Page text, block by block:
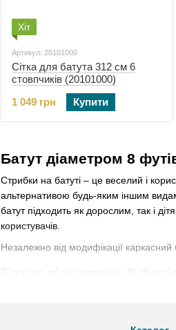
Батут діаметром 8
Стрибки на батуті – це веселий і
альтернативою будь-яким іншим видам
батут підходить як дорослим, так і
користувачів.
Незалежно від модифікації каркасний
допоможе їм весело провести час,
Хіт
Артикул: 20101000
Сітка для батута 312 см 6
стовпчиків (20101000)
1 049 грн
Купити